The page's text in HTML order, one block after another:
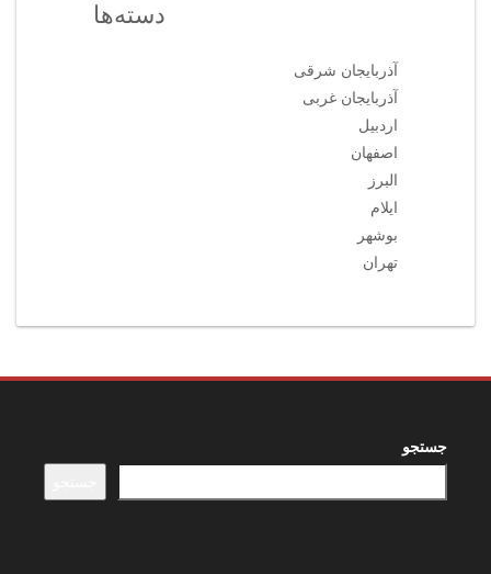
دسته‌ها
آذربایجان شرقی
آذربایجان غربی
اردبیل
اصفهان
البرز
ایلام
بوشهر
تهران
جستجو